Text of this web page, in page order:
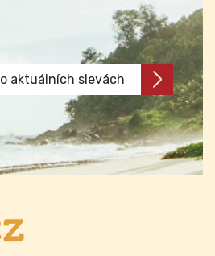
aktuálních slevách